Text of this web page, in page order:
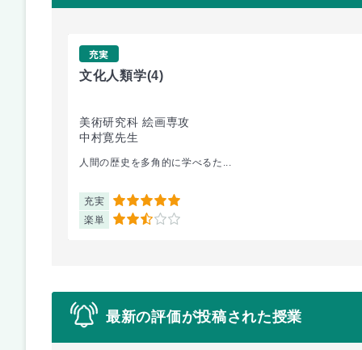
充実
文化人類学(4)
美術研究科 絵画専攻
中村寛先生
人間の歴史を多角的に学べるた...
充実 5
楽単 2.5
最新の評価が投稿された授業